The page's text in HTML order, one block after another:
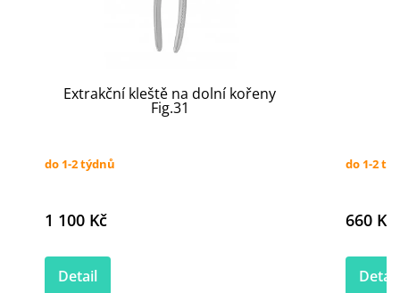
Extrakční kleště na dolní kořeny
Fig.31
do 1-2 týdnů
1 100 Kč
Detail
do 1-2
660 Kč
Detail